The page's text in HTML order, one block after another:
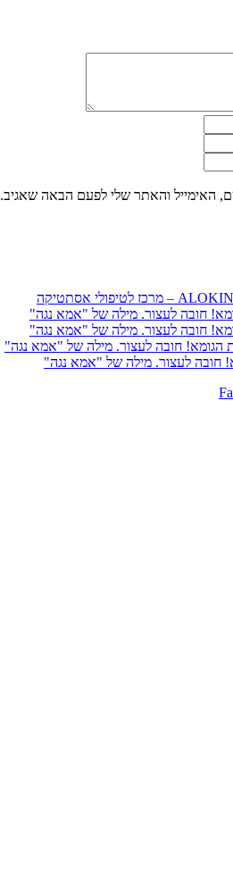
האימייל והאתר שלי לפעם הבאה שאגיב.
חובה לעצור. מילה של "אמא נגה"
חובה לעצור. מילה של "אמא נגה"
הגומא! חובה לעצור. מילה של "אמא נגה"
חובה לעצור. מילה של "אמא נגה"